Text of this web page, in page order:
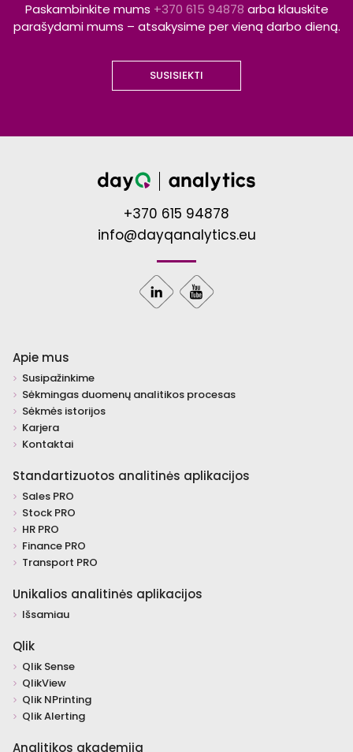
Paskambinkite mums +370 615 94878 arba klauskite
parašydami mums – atsakysime per vieną darbo dieną.
SUSISIEKTI
+370 615 94878
info@dayqanalytics.eu
Apie mus
Susipažinkime
Sėkmingas duomenų analitikos procesas
Sėkmės istorijos
Karjera
Kontaktai
Standartizuotos analitinės aplikacijos
Sales PRO
Stock PRO
HR PRO
Finance PRO
Transport PRO
Unikalios analitinės aplikacijos
Išsamiau
Qlik
Qlik Sense
QlikView
Qlik NPrinting
Qlik Alerting
Analitikos akademija